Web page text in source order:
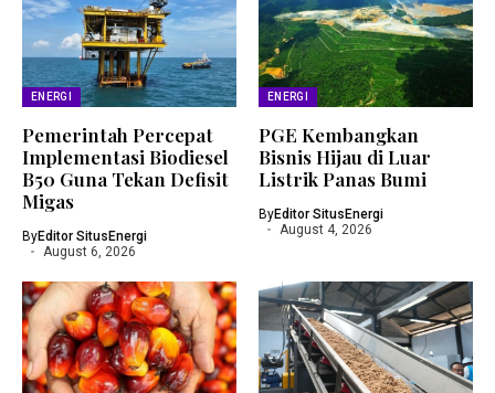
ENERGI
Pemerintah Percepat
Implementasi Biodiesel
B50 Guna Tekan Defisit
Migas
ByEditor SitusEnergi
August 6, 2026
ENERGI
PGE Kembangkan
Bisnis Hijau di Luar
Listrik Panas Bumi
ByEditor SitusEnergi
August 4, 2026